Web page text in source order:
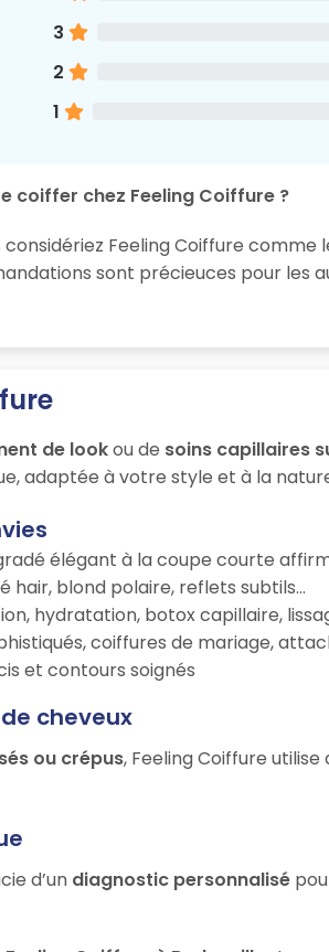
3
2
1
coiffer chez Feeling Coiffure ?
Feeling Coiffure
sont précieuces pour les
de lookou de soins capillaires
adaptée à votre style et à la
élégant à la coupe courte
hair, blond polaire, reflets subtils…
hydratation, botox capillaire,
coiffures de mariage,
et contours soignés
cheveux
ou crépus, Feeling Coiffure
d’un diagnostic personnalisé